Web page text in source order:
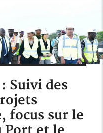
Suivi des
focus sur le